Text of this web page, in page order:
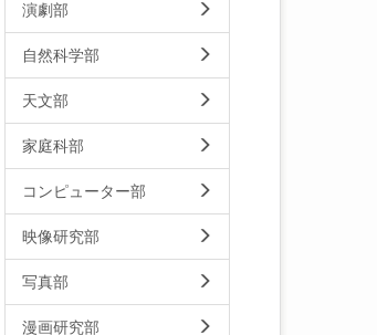
演劇部
自然科学部
天文部
家庭科部
コンピューター部
映像研究部
写真部
漫画研究部